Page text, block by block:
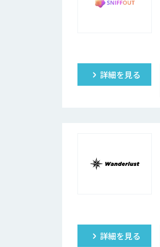
詳細を見る
詳細を見る